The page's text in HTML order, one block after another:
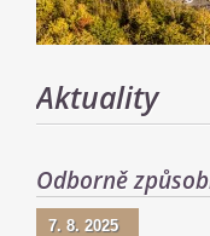
Aktuality
Odborně
7. 8. 2025